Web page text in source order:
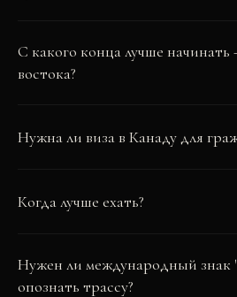
С какого конца лучше начинать
востока?
Нужна ли виза в Канаду для
Когда лучше ехать?
Нужен ли международный
опознать трассу?